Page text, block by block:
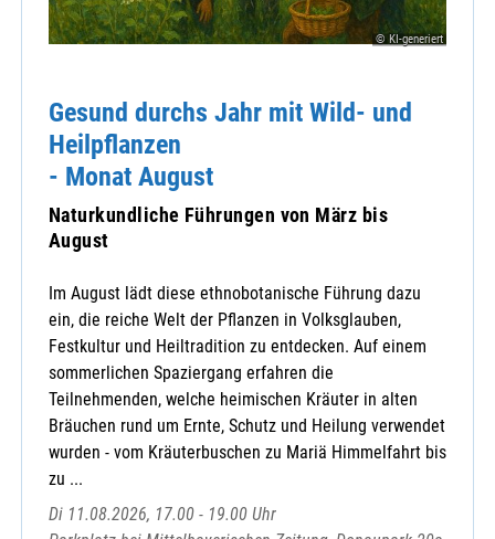
© KI-generiert
Gesund durchs Jahr mit Wild- und
Heilpflanzen
- Monat August
Naturkundliche Führungen von März bis
August
Im August lädt diese ethnobotanische Führung dazu
ein, die reiche Welt der Pflanzen in Volksglauben,
Festkultur und Heiltradition zu entdecken. Auf einem
sommerlichen Spaziergang erfahren die
Teilnehmenden, welche heimischen Kräuter in alten
Bräuchen rund um Ernte, Schutz und Heilung verwendet
wurden - vom Kräuterbuschen zu Mariä Himmelfahrt bis
zu ...
Di 11.08.2026, 17.00 - 19.00 Uhr